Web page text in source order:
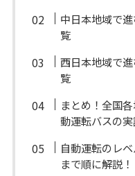
中日本地域で
覧
西日本地域で
覧
まとめ！全国
動運転バスの
自動運転のレ
まで順に解説！